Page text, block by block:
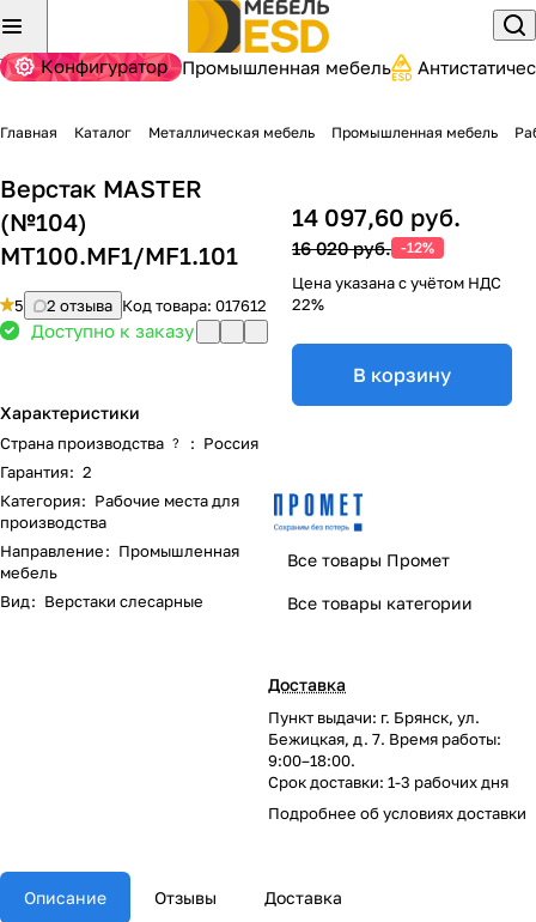
Конфигуратор Промышленная мебель
Главная Каталог Металлическая мебель Промышленная мебель
Верстак MASTER
(№104)
MT100.MF1/MF1.101
5 2 отзыва Код товара: 017612
Доступно к заказу
Характеристики
Страна производства ? : Россия
Гарантия: 2
Категория: Рабочие места для
производства
Направление: Промышленная
мебель
Вид: Верстаки слесарные
14 097,60 руб.
16 020 руб. -12%
Цена указана с учётом НДС
22%
В корзину
Все товары Промет
Все товары категории
Доставка
Пункт выдачи: г. Брянск, ул.
Бежицкая, д. 7. Время работы:
9:00–18:00.
Срок доставки: 1-3 рабочих дня
Подробнее обусловиях доставки
Описание Отзывы Доставка